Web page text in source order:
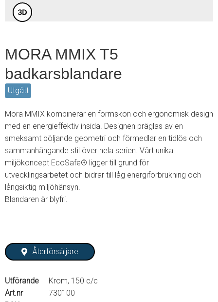
MORA MMIX T5
badkarsblandare
Utgått
Mora MMIX kombinerar en formskön och ergonomisk design
med en energieffektiv insida. Designen präglas av en
smeksamt böljande geometri och förmedlar en tidlös och
sammanhängande stil över hela serien. Vårt unika
miljökoncept EcoSafe® ligger till grund för
utvecklingsarbetet och bidrar till låg energiförbrukning och
långsiktig miljöhänsyn.
Blandaren är blyfri.
Återförsäljare
Utförande
Krom, 150 c/c
Art.nr
730100